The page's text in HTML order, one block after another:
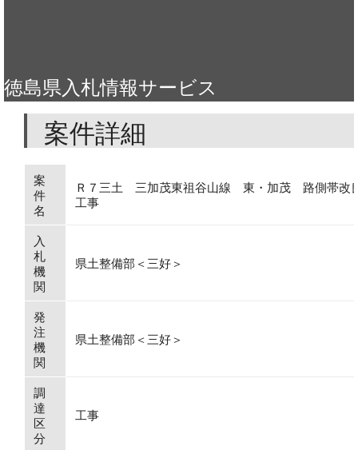
徳島県入札情報サービス
案件詳細
案
件
名
Ｒ７三土 三加茂東祖谷山線 東・加茂 路側帯改
工事
入
札
機
関
県土整備部＜三好＞
発
注
機
関
県土整備部＜三好＞
調
達
区
分
工事